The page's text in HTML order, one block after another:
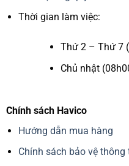
Thời gian làm việc:
Thứ 2 – Thứ 7
Chủ nhật
Chính sách Havico
Hướng dẫn mua hàng
Chính sách bảo vệ thông